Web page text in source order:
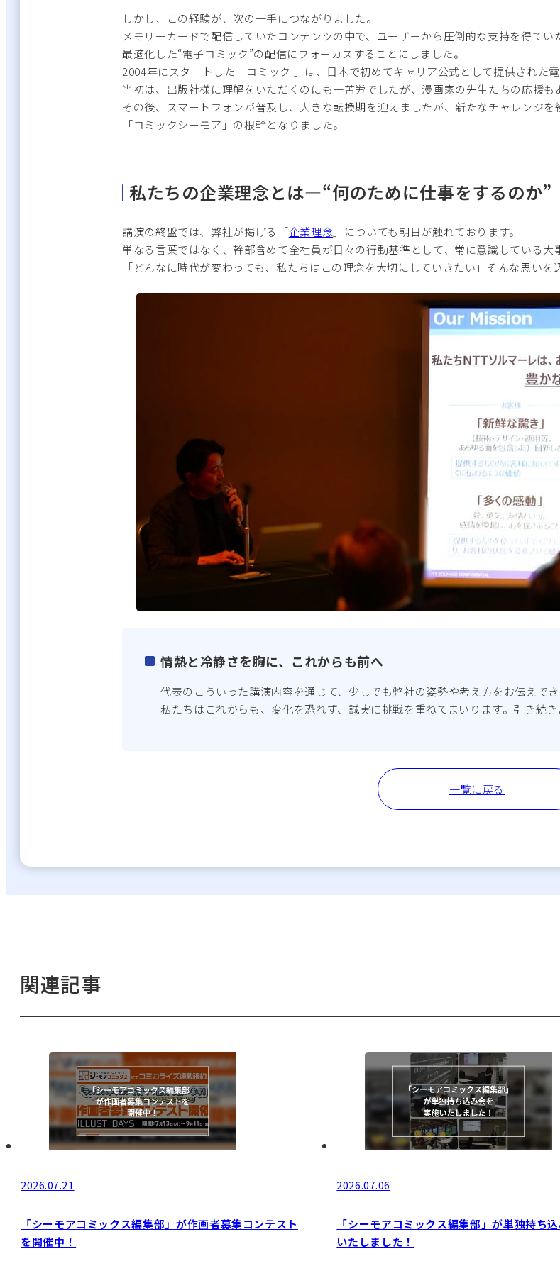
しかし、この経験が、次の一手につながりました。
メモリーカードで配信していたコンテンツの中で、ユーザーから圧倒的な支持を得て
最適化した“電子コミック”の配信にフォーカスすることにしました。
2004年にスタートした「コミックi」は、日本で初めてキャリア公式として提供された電
当初は、出版社様に理解をいただくのにも一苦労でしたが、漫画家の先生たちの応援も
その後、スマートフォンが普及し、大きな転換期を迎えましたが、新たなチャレンジ
「コミックシーモア」の根幹となりました。
私たちの企業理念とは—“何のために仕事をするのか”
講演の終盤では、弊社が掲げる「企業理念」についても朝日が触れております。
単なる言葉ではなく、幹部含めて全社員が日々の行動基準として、常に意識している大
「どんなに時代が変わっても、私たちはこの理念を大切にしていきたい」そんな思いを
情熱と冷静さを胸に、これからも前へ
代表のこういった講演内容を通じて、少しでも弊社の姿勢や考え方をお伝えでき
私たちはこれからも、変化を恐れず、誠実に挑戦を重ねてまいります。引き続き
一覧に戻る
関連記事
2026.07.21
「シーモアコミックス編集部」が作画者募集コンテスト
を開催中！
2026.07.06
「シーモアコミックス編集部」が単独持ち
いたしました！